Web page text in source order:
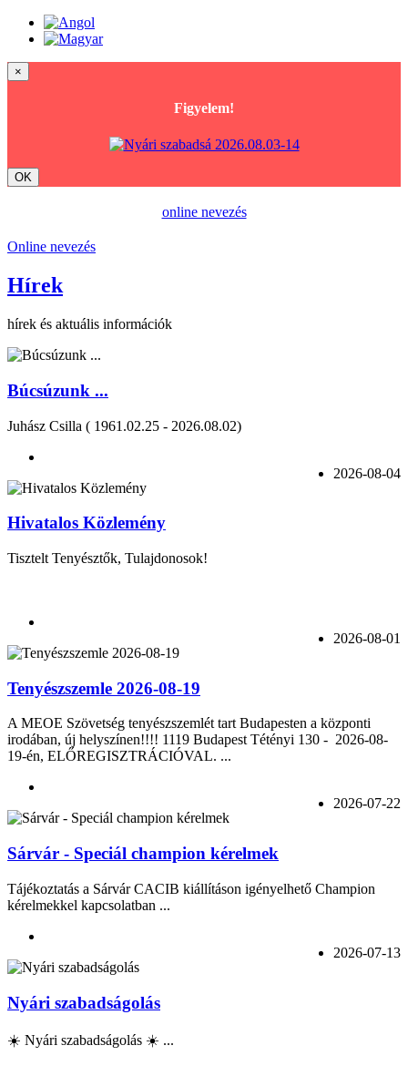
×
Figyelem!
OK
online nevezés
Online nevezés
Hírek
hírek és aktuális információk
Búcsúzunk ...
Juhász Csilla ( 1961.02.25 - 2026.08.02)
2026-08-04
Hivatalos Közlemény
Tisztelt Tenyésztők, Tulajdonosok!
2026-08-01
Tenyészszemle 2026-08-19
A MEOE Szövetség tenyészszemlét tart Budapesten a központi
irodában, új helyszínen!!!! 1119 Budapest Tétényi 130 - 2026-08-
19-én, ELŐREGISZTRÁCIÓVAL. ...
2026-07-22
Sárvár - Speciál champion kérelmek
Tájékoztatás a Sárvár CACIB kiállításon igényelhető Champion
kérelmekkel kapcsolatban ...
2026-07-13
Nyári szabadságolás
☀️ Nyári szabadságolás ☀️ ...